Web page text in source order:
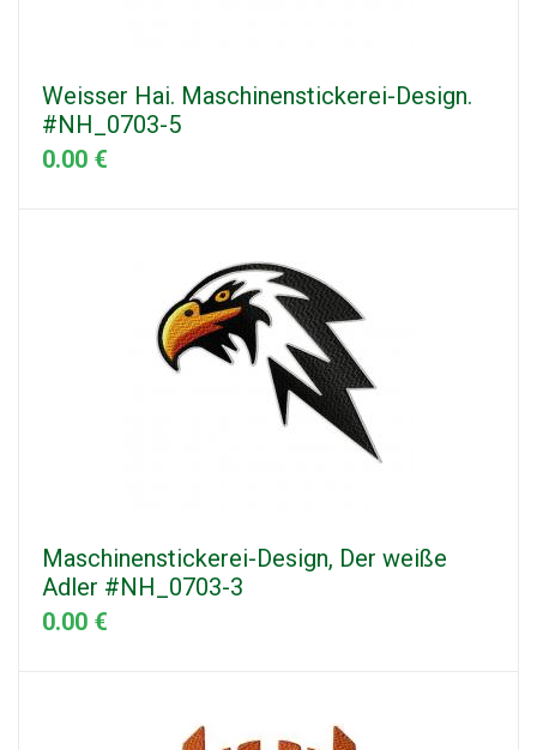
Weisser Hai. Maschinenstickerei-Design.
#NH_0703-5
0.00 €
Maschinenstickerei-Design, Der weiße
Adler #NH_0703-3
0.00 €